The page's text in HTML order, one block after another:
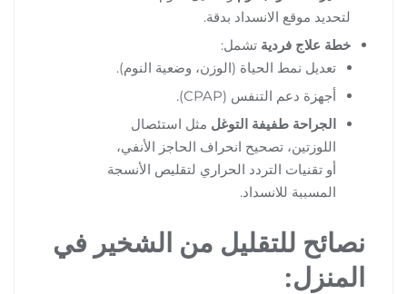
لتحديد موقع الانسداد بدقة.
خطة علاج فردية تشمل:
تعديل نمط الحياة (الوزن، وضعية النوم).
أجهزة دعم التنفس (CPAP).
الجراحة طفيفة التوغل مثل استئصال
اللوزتين، تصحيح انحراف الحاجز الأنفي،
أو تقنيات التردد الحراري لتقليص الأنسجة
المسببة للانسداد.
نصائح للتقليل من الشخير في
المنزل: